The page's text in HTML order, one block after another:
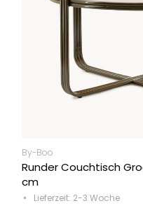
By-Boo
Runder Couchtisch
cm
Lieferzeit: 2-3 Woche